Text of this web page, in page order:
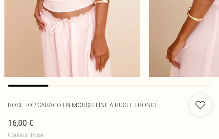
ROSE TOP CARACO EN MOUSSELINE À BUSTE FRONCÉ
16,00 €
Couleur: Rose